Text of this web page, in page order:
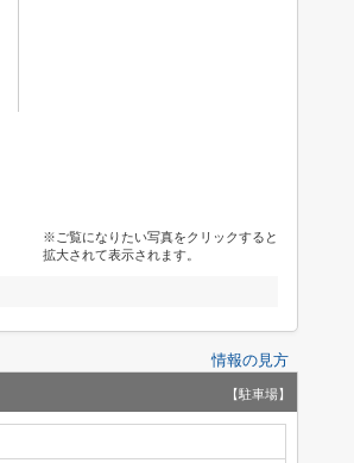
※ご覧になりたい写真をクリックすると
拡大されて表示されます。
情報の見方
【駐車場】